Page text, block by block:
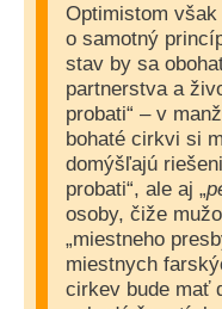
Optimistom však
o samotný
stav by sa
partnerstva a
probati“ – v
bohaté cirkvi si
domýšľajú
probati“, ale aj „
osoby, čiže
„miestneho
miestnych
cirkev bude mať